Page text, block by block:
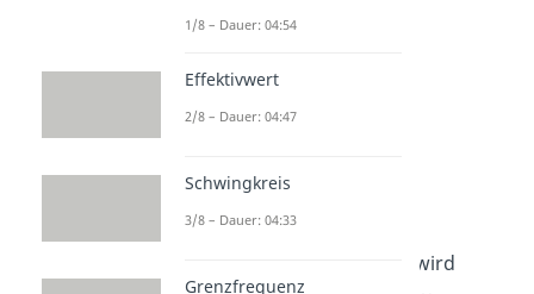
Induktivitäten im
Stromkreis
wird
1/8 – Dauer: 04:54
Effektivwert
2/8 – Dauer: 04:47
Schwingkreis
3/8 – Dauer: 04:33
Grenzfrequenz